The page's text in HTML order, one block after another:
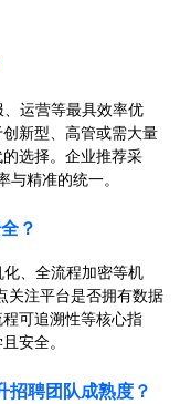
运营等最具效率优
新型、高管或需大量
选择。企业推荐采
与精准的统一。
？
、全流程加密等机
关注平台是否拥有数据
可追溯性等核心指
安全。
招聘团队成熟度？